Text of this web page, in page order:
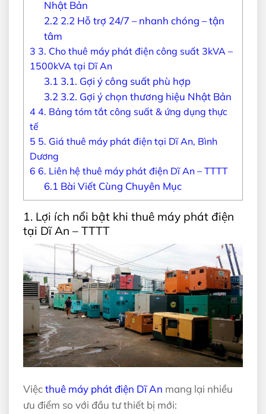
Nhật Bản
2.22.2 Hỗ trợ 24/7 – nhanh chóng – tận
tâm
3 3. Cho thuê máy phát điện công suất 3kVA –
1500kVA tại Dĩ An
3.1 3.1. Gợi ý công suất phù hợp
3.23.2. Gợi ý chọn thương hiệu Nhật Bản
4 4. Bảng tóm tắt công suất & ứng dụng thực
tế
5 5. Giá thuê máy phát điện tại Dĩ An, Bình
Dương
6 6. Liên hệ thuê máy phát điện Dĩ An – TTTT
6.1 Bài Viết Cùng Chuyên Mục
1. Lợi ích nổi bật khi thuê máy phát điện
tại Dĩ An – TTTT
Việcthuê máy phát điện Dĩ An mang lại nhiều
ưu điểm so với đầu tư thiết bị mới: